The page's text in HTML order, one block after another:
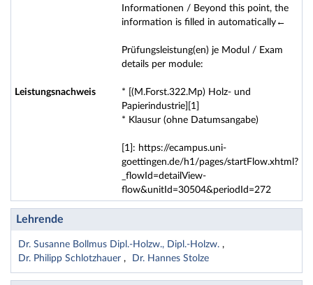
Leistungsnachweis
Informationen / Beyond this point, the
information is filled in automatically←
Prüfungsleistung(en) je Modul / Exam
details per module:
* [(M.Forst.322.Mp) Holz- und
Papierindustrie][1]
* Klausur (ohne Datumsangabe)
[1]: https://ecampus.uni-
goettingen.de/h1/pages/startFlow.xhtml?
_flowId=detailView-
flow&unitId=30504&periodId=272
Lehrende
Dr. Susanne Bollmus Dipl.-Holzw., Dipl.-Holzw.
Dr. Philipp Schlotzhauer
Dr. Hannes Stolze